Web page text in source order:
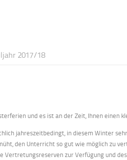
2017/18
und es ist an der Zeit, Ihnen einen
jahreszeitbedingt, in diesem Winter
den Unterricht so gut wie möglich zu
Vertretungsreserven zur Verfügung und